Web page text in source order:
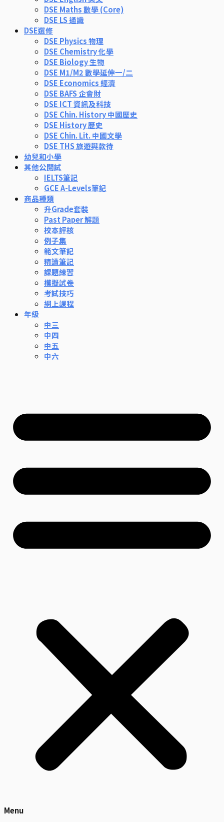
DSE Maths 數學 (Core)
DSE LS 通識
DSE選修
DSE Physics 物理
DSE Chemistry 化學
DSE Biology 生物
DSE M1/M2 數學延伸一/二
DSE Economics 經濟
DSE BAFS 企會財
DSE ICT 資訊及科技
DSE Chin. History 中國歷史
DSE History 歷史
DSE Chin. Lit. 中國文學
DSE THS 旅遊與款待
幼兒和小學
其他公開試
IELTS筆記
GCE A-Levels筆記
商品種類
升Grade套裝
Past Paper 解題
校本評核
例子集
範文筆記
精讀筆記
課題練習
模擬試卷
考試技巧
網上課程
年級
中三
中四
中五
中六
Menu